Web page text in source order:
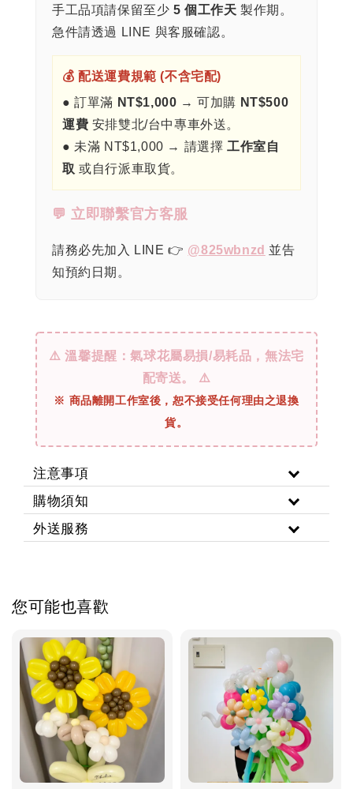
手工品項請保留至少 5 個工作天 製作期。
急件請透過 LINE 與客服確認。
💰 配送運費規範 (不含宅配)
● 訂單滿 NT$1,000 → 可加購 NT$500
運費 安排雙北/台中專車外送。
● 未滿 NT$1,000 → 請選擇工作室自
取 或自行派車取貨。
💬 立即聯繫官方客服
請務必先加入 LINE 👉 @825wbnzd 並告
知預約日期。
⚠️ 溫馨提醒：氣球花屬易損/易耗品，無法宅
配寄送。 ⚠️
※ 商品離開工作室後，恕不接受任何理由之退換
貨。
注意事項
購物須知
外送服務
您可能也喜歡